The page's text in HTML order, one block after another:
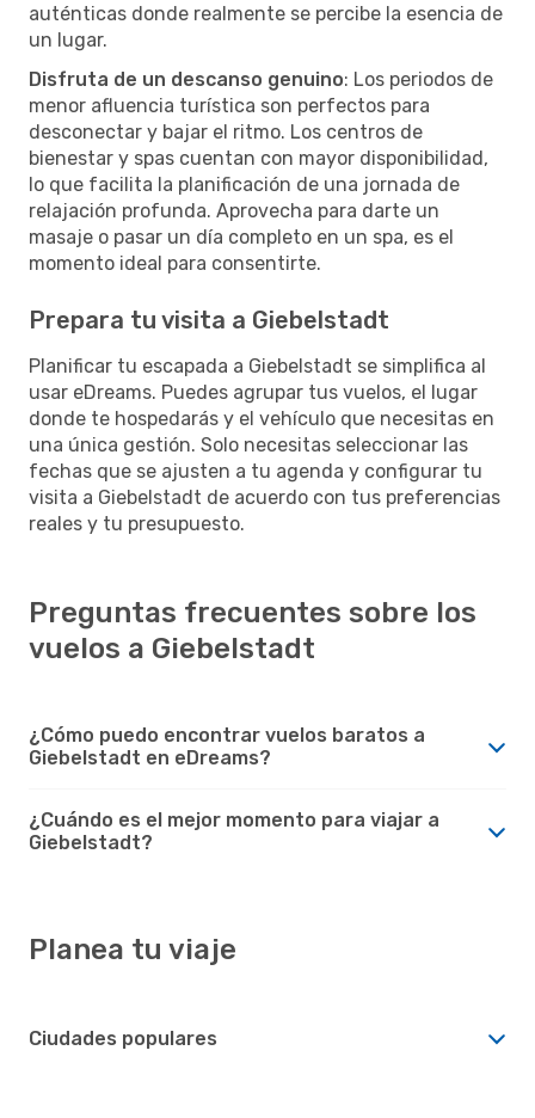
auténticas donde realmente se percibe la esencia de
un lugar.
Disfruta de un descanso genuino: Los periodos de
menor afluencia turística son perfectos para
desconectar y bajar el ritmo. Los centros de
bienestar y spas cuentan con mayor disponibilidad,
lo que facilita la planificación de una jornada de
relajación profunda. Aprovecha para darte un
masaje o pasar un día completo en un spa, es el
momento ideal para consentirte.
Prepara tu visita a Giebelstadt
Planificar tu escapada a Giebelstadt se simplifica al
usar eDreams. Puedes agrupar tus vuelos, el lugar
donde te hospedarás y el vehículo que necesitas en
una única gestión. Solo necesitas seleccionar las
fechas que se ajusten a tu agenda y configurar tu
visita a Giebelstadt de acuerdo con tus preferencias
reales y tu presupuesto.
Preguntas frecuentes sobre los
vuelos a Giebelstadt
¿Cómo puedo encontrar vuelos baratos a
Giebelstadt en eDreams?
¿Cuándo es el mejor momento para viajar a
Giebelstadt?
Planea tu viaje
Ciudades populares